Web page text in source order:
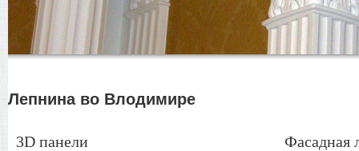
Лепнина во Влодимире
3D панели Фасадная